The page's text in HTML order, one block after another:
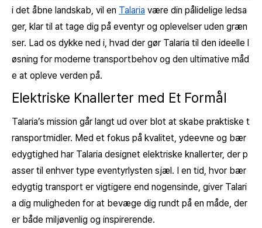
i det åbne landskab, vil en Talaria være din pålidelige ledsa
ger, klar til at tage dig på eventyr og oplevelser uden græn
ser. Lad os dykke ned i, hvad der gør Talaria til den ideelle l
øsning for moderne transportbehov og den ultimative måd
e at opleve verden på.
Elektriske Knallerter med Et Formål
Talaria’s mission går langt ud over blot at skabe praktiske t
ransportmidler. Med et fokus på kvalitet, ydeevne og bær
edygtighed har Talaria designet elektriske knallerter, der p
asser til enhver type eventyrlysten sjæl. I en tid, hvor bær
edygtig transport er vigtigere end nogensinde, giver Talari
a dig muligheden for at bevæge dig rundt på en måde, der
er både miljøvenlig og inspirerende.